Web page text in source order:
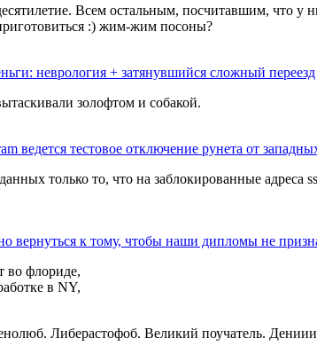
Всем остальным, посчитавшим, что у
:) жим-жим посоны?
неврология + затянувшийся сложный переезд
золофтом и собакой.
ведется тестовое отключение рунета от
только то, что на заблокированные
вернуться к тому, чтобы наши дипломы не
во флориде,
в NY,
Либерастофоб. Великий поучатель.